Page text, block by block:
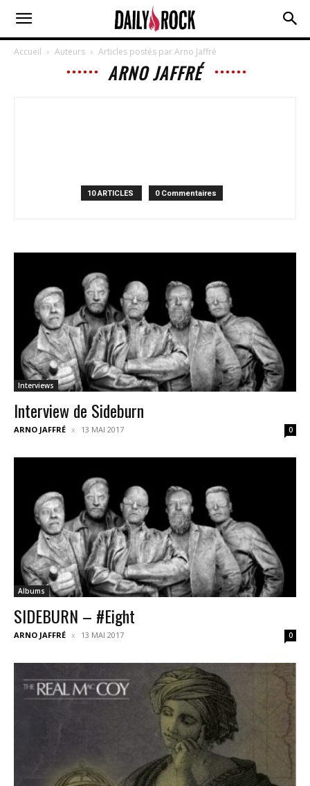
Accueil Auteurs Articles postés par Arno Jaffré
ARNO JAFFRÉ
10 ARTICLES 0 Commentaires
Interviews
Interview de Sideburn
ARNO JAFFRÉ 13 MAI 2017 0
Albums
SIDEBURN – #Eight
ARNO JAFFRÉ 13 MAI 2017 0